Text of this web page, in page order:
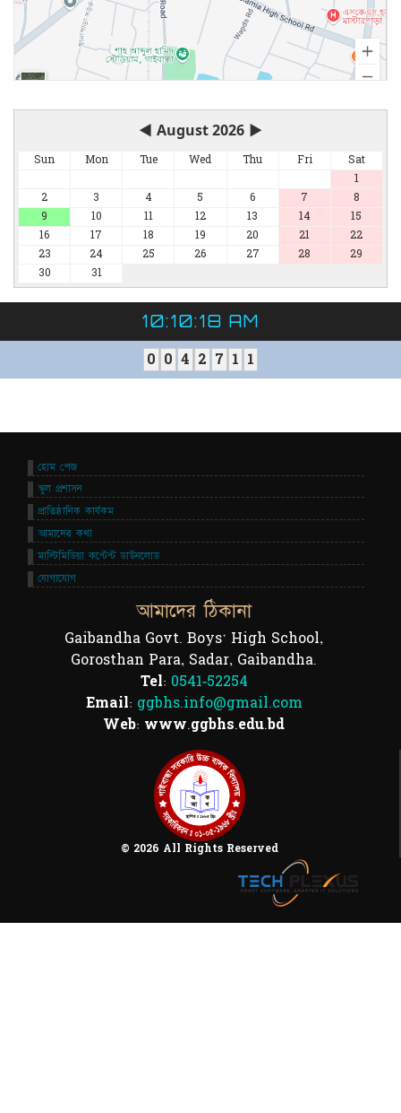
◀ August 2026 ▶
Sun Mon Tue Wed Thu Fri
Sat
1
2
3 4 5 6 7
8
9
10 11 12 13 14
15
16
17 18 19 20 21
22
23
24 25 26 27 28
29
30
31
10:10:18 AM
0 0 4 2 7 1 1
© 2026 All Rights Reserved
আমাদের ঠিকানা
Gaibandha Govt. Boys' High School,
Gorosthan Para, Sadar, Gaibandha.
Tel: 0541-52254
Email: ggbhs.info@gmail.com
Web: www.ggbhs.edu.bd
হোম পেজ
স্কুল প্রশাসন
প্রাতিষ্ঠানিক কার্যকম
আমাদের কথা
মাল্টিমিডিয়া কন্টেন্ট ডাউনলোড
যোগাযোগ